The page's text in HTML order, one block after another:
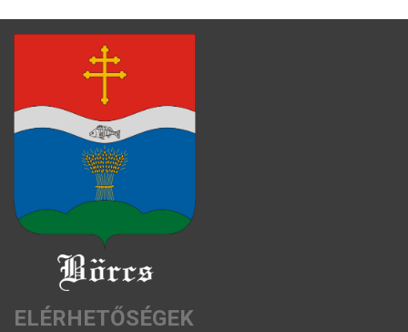
ELÉRHETŐSÉGEK